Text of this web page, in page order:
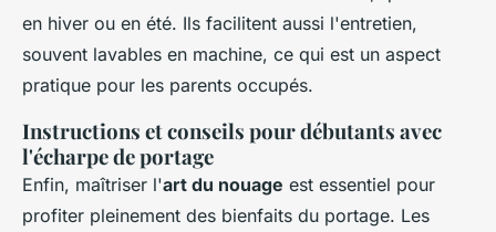
en hiver ou en été. Ils facilitent aussi l'entretien,
souvent lavables en machine, ce qui est un aspect
pratique pour les parents occupés.
Instructions et conseils pour débutants avec
l'écharpe de portage
Enfin, maîtriser l'art du nouage est essentiel pour
profiter pleinement des bienfaits du portage. Les